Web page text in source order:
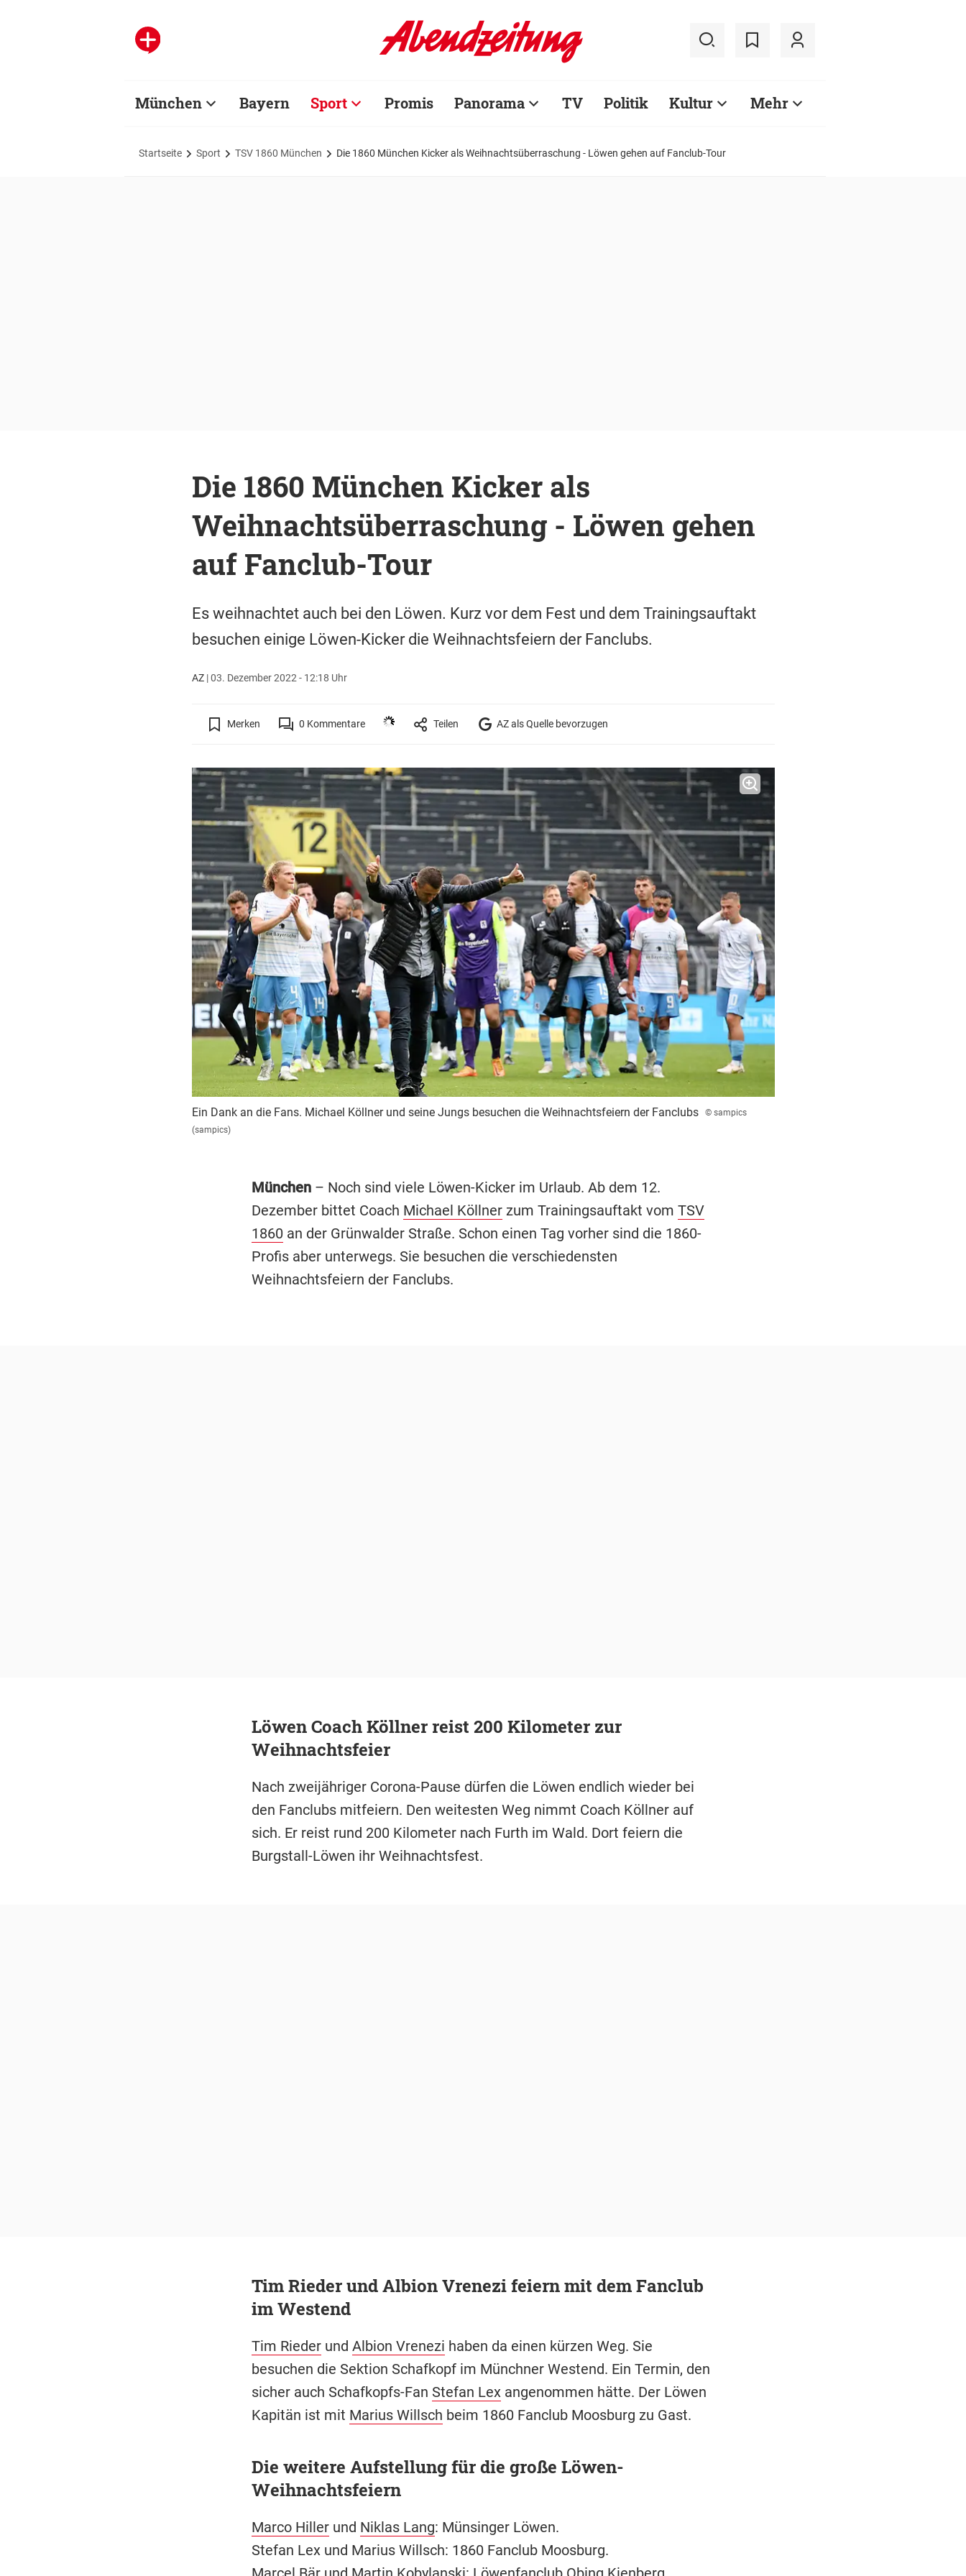
München Bayern Sport Promis Panorama TV Politik Kultur Mehr
Startseite Sport TSV 1860 München Die 1860 München Kicker als Weihnachtsüberraschung - Löwen gehen auf Fanclub-Tour
Die 1860 München Kicker als
Weihnachtsüberraschung - Löwen gehen
auf Fanclub-Tour
Es weihnachtet auch bei den Löwen. Kurz vor dem Fest und dem Trainingsauftakt
besuchen einige Löwen-Kicker die Weihnachtsfeiern der Fanclubs.
AZ|03. Dezember 2022 - 12:18 Uhr
Merken 0 Kommentare Teilen AZ als Quelle bevorzugen
Ein Dank an die Fans. Michael Köllner und seine Jungs besuchen die Weihnachtsfeiern der Fanclubs
© sampics
(sampics)
München– Noch sind viele Löwen-Kicker im Urlaub. Ab dem 12.
Dezember bittet Coach Michael Köllnerzum Trainingsauftakt vom TSV
1860 an der Grünwalder Straße. Schon einen Tag vorher sind die 1860-
Profis aber unterwegs. Sie besuchen die verschiedensten
Weihnachtsfeiern der Fanclubs.
Löwen Coach Köllner reist 200 Kilometer zur
Weihnachtsfeier
Nach zweijähriger Corona-Pause dürfen die Löwen endlich wieder bei
den Fanclubs mitfeiern. Den weitesten Weg nimmt Coach Köllner auf
sich. Er reist rund 200 Kilometer nach Furth im Wald. Dort feiern die
Burgstall-Löwen ihr Weihnachtsfest.
Tim Rieder und Albion Vrenezi feiern mit dem Fanclub
im Westend
Tim Riederund Albion Vrenezi haben da einen kürzen Weg. Sie
besuchen die Sektion Schafkopf im Münchner Westend. Ein Termin, den
sicher auch Schafkopfs-Fan Stefan Lexangenommen hätte. Der Löwen
Kapitän ist mit Marius Willsch beim 1860 Fanclub Moosburg zu Gast.
Die weitere Aufstellung für die große Löwen-
Weihnachtsfeiern
Marco Hillerund Niklas Lang: Münsinger Löwen.
Stefan Lex und Marius Willsch: 1860 Fanclub Moosburg.